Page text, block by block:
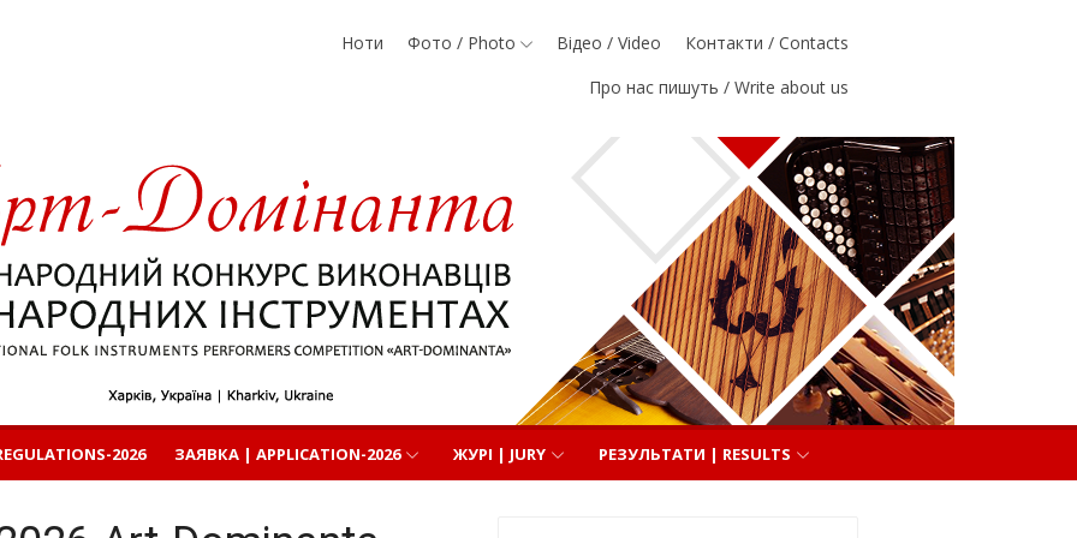
Ноти Фото / Photo Відео / Video
Контакти / Contacts
Про нас пишуть / Write about us
2026 ЗАЯВКА | APPLICATION-2026 ЖУРІ | JURY РЕЗУЛЬТАТИ | RESULTS